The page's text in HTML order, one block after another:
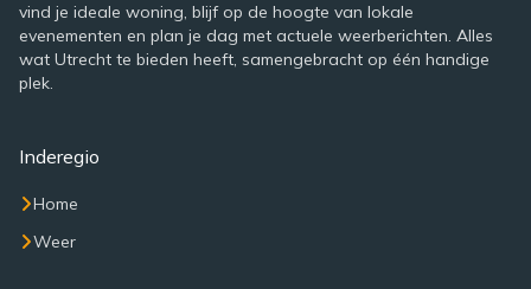
vind je ideale woning, blijf op de hoogte van lokale
evenementen en plan je dag met actuele weerberichten. Alles
wat Utrecht te bieden heeft, samengebracht op één handige
plek.
Inderegio
Home
Weer